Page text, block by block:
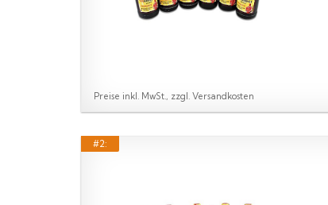
Preise inkl. MwSt., zzgl. Versandkosten
#2: